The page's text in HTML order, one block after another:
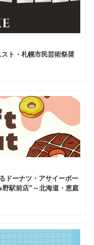
スト・札幌市民芸術祭奨
ドーナツ・アサイーボー
駅前店”～北海道・恵庭